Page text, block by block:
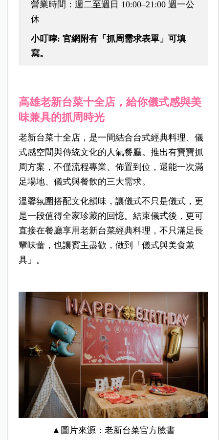
營業時間：週二至週日 10:00–21:00 週一公
休
小叮嚀: 官網附有「抓周需求表單」可填
寫。
高雄老新台菜十全店，給你儀式感與美
味兼具的抓周時光
老新台菜十全店，是一間結合台式經典料理、儀
式感空間與傳統文化的人氣餐廳。推出有寶寶抓
周方案，不僅流程專業、佈置到位，還能一次滿
足場地、儀式與餐飲的三大需求。
溫馨氛圍搭配文化韻味，讓儀式不只是儀式，更
是一段值得全家珍藏的回憶。結束儀式後，更可
直接在餐廳享用老新台菜經典料理，不只滿足長
輩味蕾，也讓賓主盡歡，做到「儀式與美食兼
具」。
▲圖片來源：老新台菜官方臉書